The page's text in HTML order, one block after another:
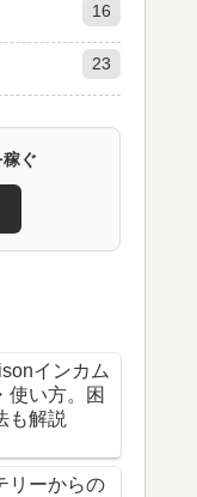
16
23
ぐ
インカム
使い方。困
も解説
リーからの